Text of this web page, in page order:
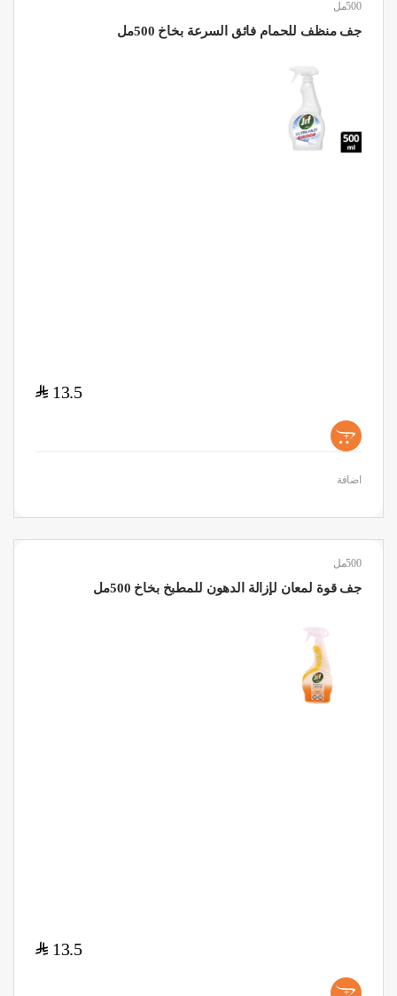
500مل
جف منظف للحمام فائق السرعة بخاخ 500مل
13.5
$
+
اضافة
500مل
جف قوة لمعان لإزالة الدهون للمطبخ بخاخ 500مل
13.5
$
+